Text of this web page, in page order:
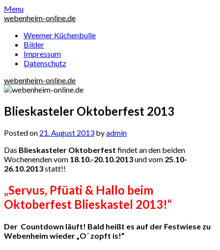
Skip
to
Menu
webenheim-online.de
Weemer Küchenbulle
Bilder
Impressum
Datenschutz
webenheim-online.de
Blieskasteler Oktoberfest 2013
Posted on 21. August 2013 byadmin
Das Blieskasteler Oktoberfest findet an den beiden
Wochenenden vom 18.10.-20.10.2013und vom 25.10-
26.10.2013statt!!
„Servus, Pfüati & Hallo beim
Oktoberfest Blieskastel 2013!“
Der Countdown läuft! Bald heißt es auf der Festwiese zu
Webenheim wieder „O´ zopft is!“